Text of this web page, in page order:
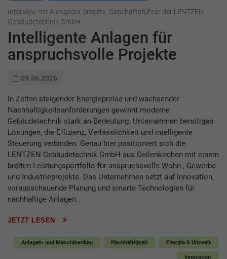
Interview mit Alexander Smeets, Geschäftsführer der LENTZEN
Gebäudetechnik GmbH
Intelligente Anlagen für
anspruchsvolle Projekte
09.06.2026
In Zeiten steigender Energiepreise und wachsender
Nachhaltigkeitsanforderungen gewinnt moderne
Gebäudetechnik stark an Bedeutung. Unternehmen benötigen
Lösungen, die Effizienz, Verlässlichkeit und intelligente
Steuerung verbinden. Genau hier positioniert sich die
LENTZEN Gebäudetechnik GmbH aus Geilenkirchen mit einem
breiten Leistungsportfolio für anspruchsvolle Wohn-, Gewerbe-
und Industrieprojekte. Das Unternehmen setzt auf Innovation,
vorausschauende Planung und smarte Technologien für
nachhaltige Anlagen.
JETZT LESEN
Anlagen- und Maschinenbau Nachhaltigkeit Energie & Umwelt
Innovation